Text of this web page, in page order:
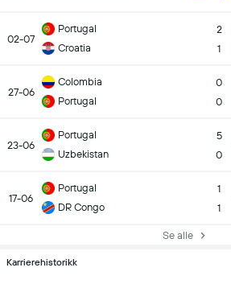
02-07
Portugal
Croatia
2
1
27-06
Colombia
Portugal
0
0
23-06
Portugal
Uzbekistan
5
0
17-06
Portugal
DR Congo
1
1
Se alle
Karrierehistorikk